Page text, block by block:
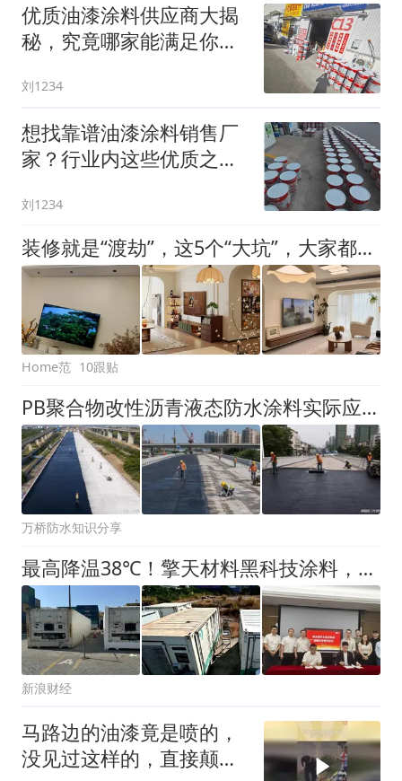
优质油漆涂料供应商大揭
秘，究竟哪家能满足你的
刘1234
想找靠谱油漆涂料销售厂
家？行业内这些优质之选
刘1234
装修就是“渡劫”，这5个“大坑”，大家都踩了几个？
Home范 10跟贴
PB聚合物改性沥青液态防水涂料实际应用案例
万桥防水知识分享
最高降温38℃！擎天材料黑科技涂料，破解户外工业设备高温失控难题
新浪财经
马路边的油漆竟是喷的，
没见过这样的，直接颠覆